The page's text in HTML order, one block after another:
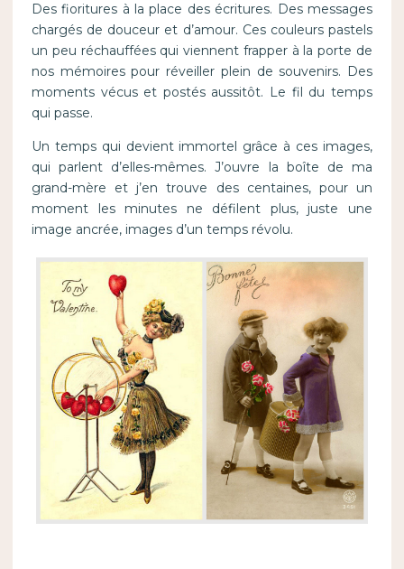
Des fioritures à la place des écritures. Des messages
chargés de douceur et d’amour. Ces couleurs pastels
un peu réchauffées qui viennent frapper à la porte de
nos mémoires pour réveiller plein de souvenirs. Des
moments vécus et postés aussitôt. Le fil du temps
qui passe.
Un temps qui devient immortel grâce à ces images,
qui parlent d’elles-mêmes. J’ouvre la boîte de ma
grand-mère et j’en trouve des centaines, pour un
moment les minutes ne défilent plus, juste une
image ancrée, images d’un temps révolu.